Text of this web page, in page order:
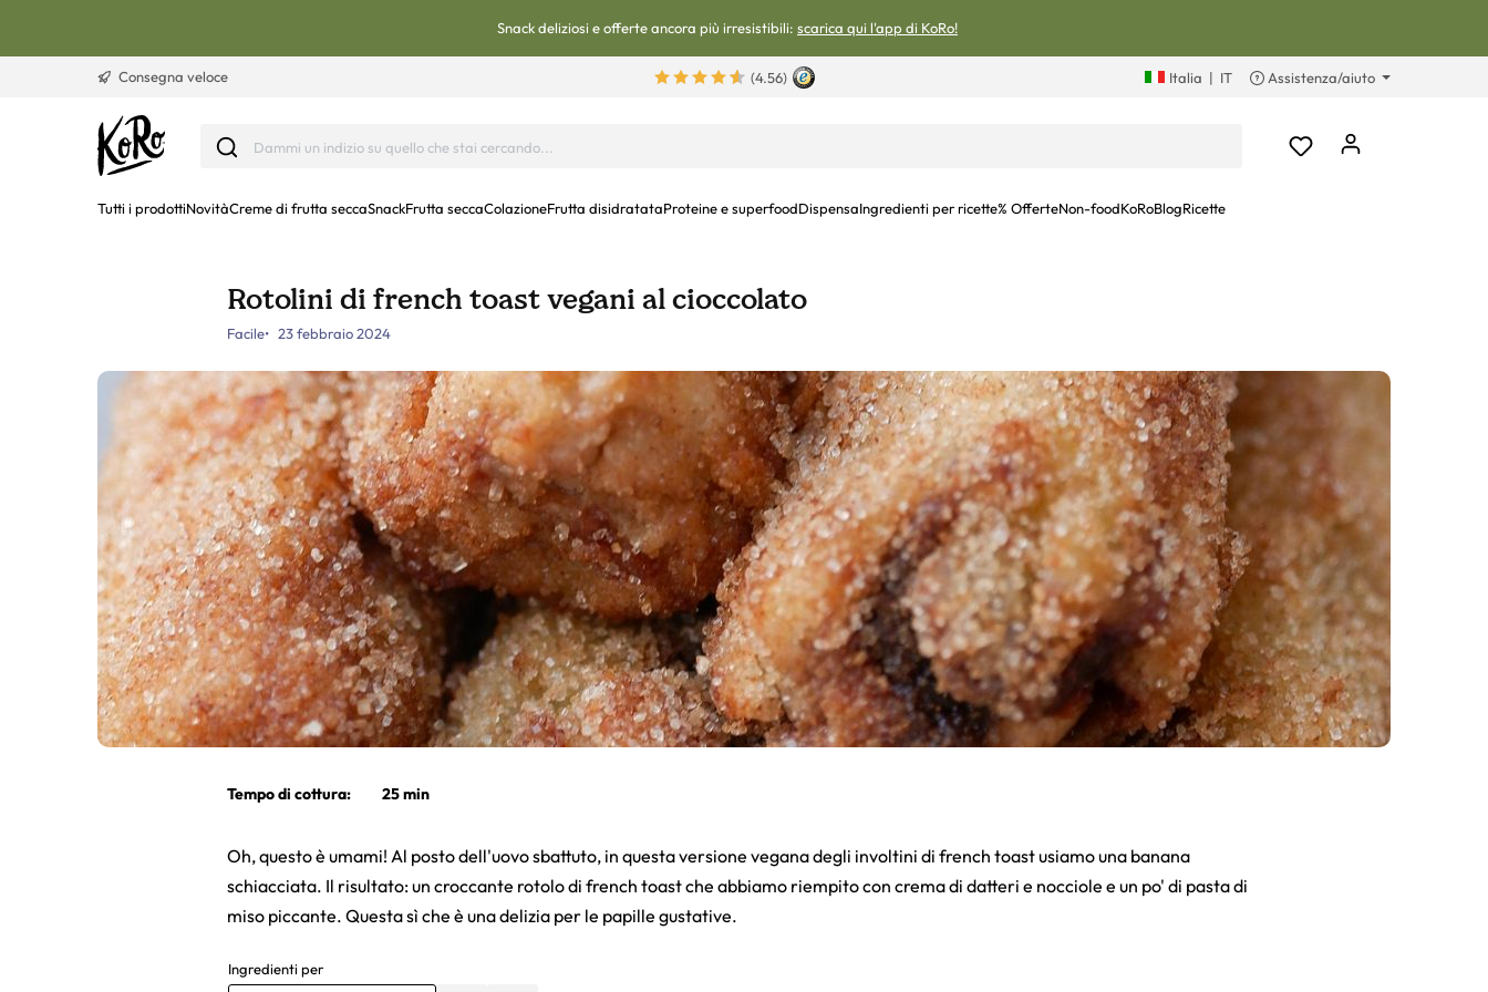
Snack deliziosi e offerte ancora più irresistibili: scarica qui l'app di KoRo!
Consegna veloce (4.56) Italia | IT Assistenza/aiuto
Tutti i prodottiNovitàCreme di frutta seccaSnackFrutta seccaColazioneFrutta disidratataProteine e superfoodDispensaIngredienti per ricette% OfferteNon-foodKoRoBlogRicette
Rotolini di french toast vegani al cioccolato
Facile 23 febbraio 2024
Tempo di cottura: 25 min
Oh, questo è umami! Al posto dell'uovo sbattuto, in questa versione vegana degli involtini di french toast usiamo una banana
schiacciata. Il risultato: un croccante rotolo di french toast che abbiamo riempito con crema di datteri e nocciole e un po' di pasta di
miso piccante. Questa sì che è una delizia per le papille gustative.
Ingredienti per